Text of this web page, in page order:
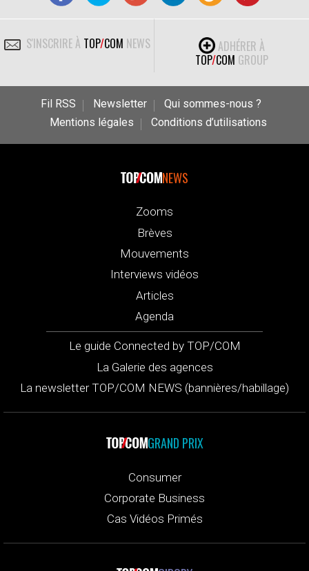
S'INSCRIRE À TOP/COM NEWS
ADHÉRER À
TOP/COM GROUP
Fil RSS Newsletter
Qui sommes-nous ?
Mentions légales
Conditions d’utilisations
NEWS
Zooms
Brèves
Mouvements
Interviews vidéos
Articles
Agenda
Le guide Connected by TOP/COM
La Galerie des agences
La newsletter TOP/COM NEWS (bannières/habillage)
GRAND PRIX
Consumer
Corporate Business
Cas Vidéos Primés